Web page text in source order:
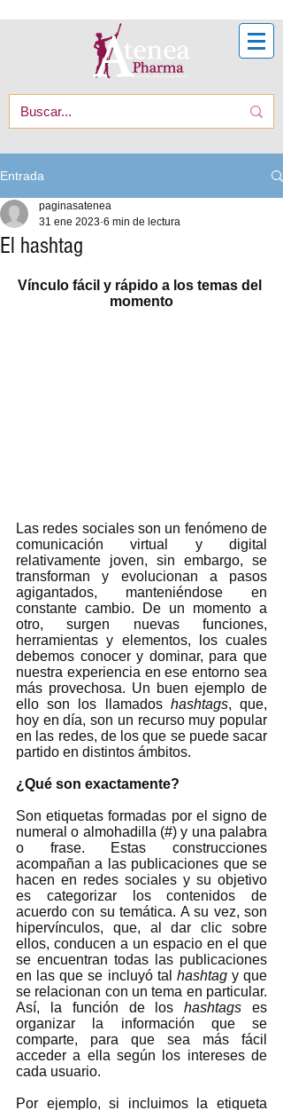
Entrada
El hashtag
paginasatenea
31 ene 2023 6 min de lectura
Vínculo fácil y rápido a los temas del
momento
Las redes sociales son un fenómeno de
comunicación virtual y digital
relativamente joven, sin embargo, se
transforman y evolucionan a pasos
agigantados, manteniéndose en
constante cambio. De un momento a
otro, surgen nuevas funciones,
herramientas y elementos, los cuales
debemos conocer y dominar, para que
nuestra experiencia en ese entorno sea
más provechosa. Un buen ejemplo de
ello son los llamados hashtags, que,
hoy en día, son un recurso muy popular
en las redes, de los que se puede sacar
partido en distintos ámbitos.
¿Qué son exactamente?
Son etiquetas formadas por el signo de
numeral o almohadilla (#) y una palabra
o frase. Estas construcciones
acompañan a las publicaciones que se
hacen en redes sociales y su objetivo
es categorizar los contenidos de
acuerdo con su temática. A su vez, son
hipervínculos, que, al dar clic sobre
ellos, conducen a un espacio en el que
se encuentran todas las publicaciones
en las que se incluyó tal hashtag y que
se relacionan con un tema en particular.
Así, la función de los hashtags es
organizar la información que se
comparte, para que sea más fácil
acceder a ella según los intereses de
cada usuario.